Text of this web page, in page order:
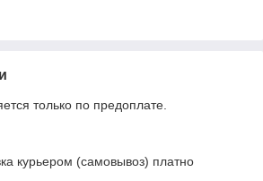
только по предоплате.
курьером (самовывоз) платно